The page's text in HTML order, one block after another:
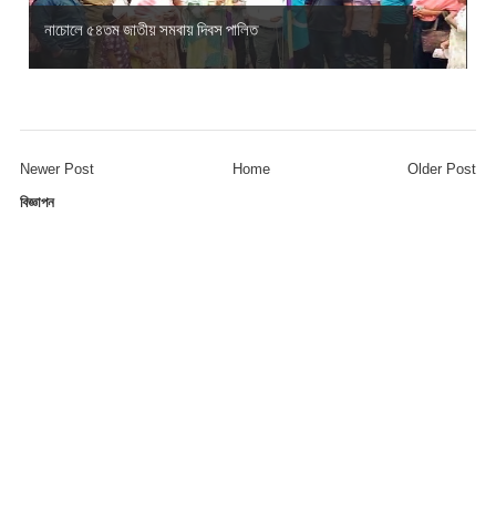
নাচোলে ৫৪তম জাতীয় সমবায় দিবস পালিত
Newer Post Older Post
Home
বিজ্ঞাপন